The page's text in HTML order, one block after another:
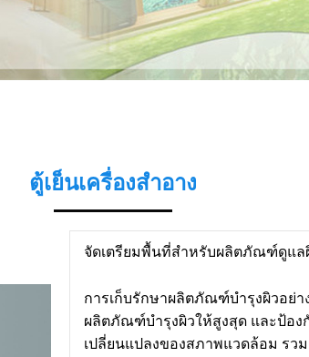
ตู้เย็นเครื่องสำอาง
จัดเตรียมพื้นที่สำหรับผลิตภัณฑ์ดูแ
การเก็บรักษาผลิตภัณฑ์บำรุงผิวอย่
ผลิตภัณฑ์บำรุงผิวให้สูงสุด และป้อง
เปลี่ยนแปลงของสภาพแวดล้อม รว